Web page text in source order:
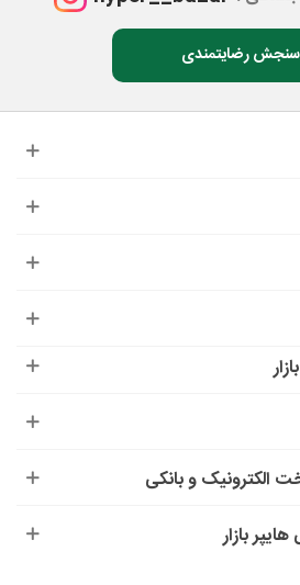
سنجش رضایتمندی
الکترونیک و بانکی
بازار